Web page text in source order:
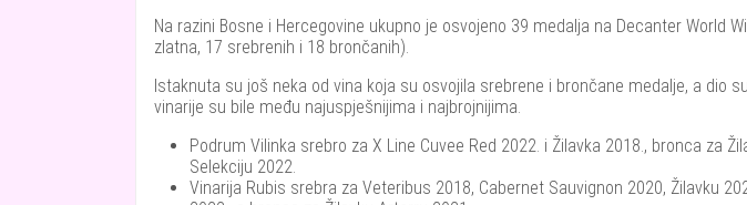
Na razini Bosne i Hercegovine ukupno je osvojeno 39 medalja na Decanter World
zlatna, 17 srebrenih i 18 brončanih).
Istaknuta su još neka od vina koja su osvojila srebrene i brončane medalje, a dio
vinarije su bile među najuspješnijima i najbrojnijima.
Podrum Vilinka srebro za X Line Cuvee Red 2022. i Žilavka 2018., bronca za
Selekciju 2022.
Vinarija Rubis srebra za Veteribus 2018, Cabernet Sauvignon 2020, Žilavku